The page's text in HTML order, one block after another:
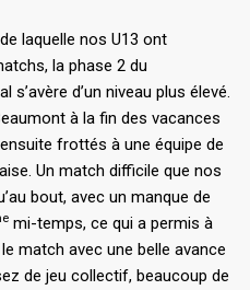
laquelle nos U13 ont
la phase 2 du
d’un niveau plus élevé.
à la fin des vacances
frottés à une équipe de
Un match difficile que nos
bout, avec un manque de
mi-temps, ce qui a permis à
match avec une belle avance
de jeu collectif, beaucoup de